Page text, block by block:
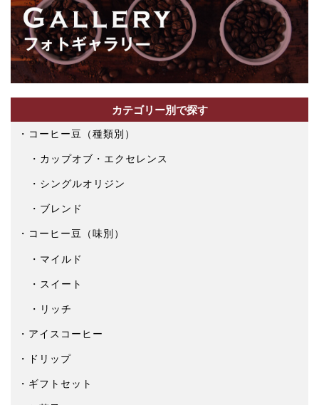
カテゴリー別で探す
コーヒー豆（種類別）
カップオブ・エクセレンス
シングルオリジン
ブレンド
コーヒー豆（味別）
マイルド
スイート
リッチ
アイスコーヒー
ドリップ
ギフトセット